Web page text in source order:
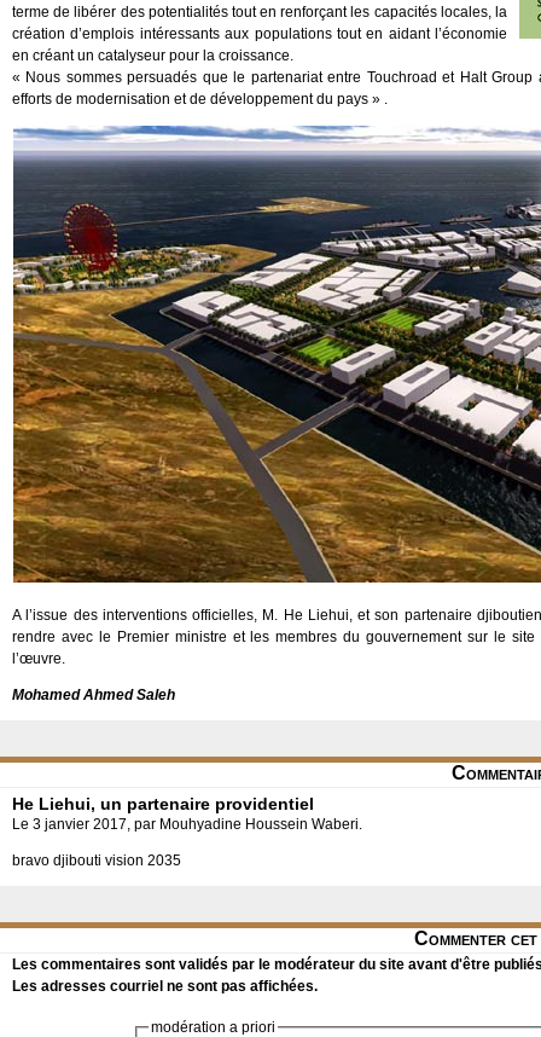
terme de libérer des potentialités tout en renforçant les capacités locales, la
création d’emplois intéressants aux populations tout en aidant l’économie
en créant un catalyseur pour la croissance.
« Nous sommes persuadés que le partenariat entre Touchroad et Halt
efforts de modernisation et de développement du pays » .
A l’issue des interventions officielles, M. He Liehui, et son partenaire
rendre avec le Premier ministre et les membres du gouvernement sur le
l’œuvre.
Mohamed Ahmed Saleh
He Liehui, un partenaire providentiel
Le 3 janvier 2017, par Mouhyadine Houssein Waberi.
bravo djibouti vision 2035
Commenter
Les commentaires sont validés par le modérateur du site avant d'être
Les adresses courriel ne sont pas affichées.
modération a priori